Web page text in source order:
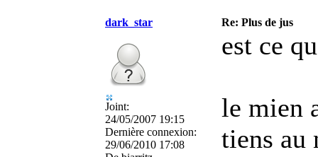
dark_star Re: Plus de jus
Joint:
24/05/2007 19:15
Dernière connexion:
29/06/2010 17:08
est ce
le mien
tiens au